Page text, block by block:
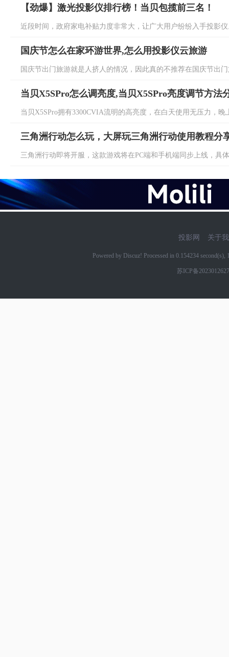
【劲爆】激光投影仪排行榜！当贝包揽前三名！
近段时间，政府家电补贴力度非常大，让广大用户纷纷入手投影
国庆节怎么在家环游世界,怎么用投影仪云旅游
国庆节出门旅游就是人挤人的情况，因此真的不推荐在国庆节出
当贝X5SPro怎么调亮度,当贝X5SPro亮度调节方法
当贝X5SPro拥有3300CVIA流明的高亮度，在白天使用无压力，
三角洲行动怎么玩，大屏玩三角洲行动使用教程分
三角洲行动即将开服，这款游戏将在PC端和手机端同步上线，具
投影网 关于
Powered by Discuz! Processed in 0.154234
苏ICP备